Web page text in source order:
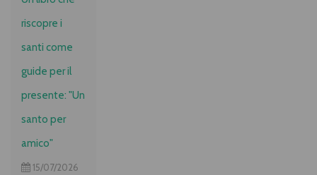
racconta le
trasformazioni
storiche e
dell’Italia
unita.
riscopre i
santi come
guide per il
presente: "Un
santo per
amico"
15/07/2026